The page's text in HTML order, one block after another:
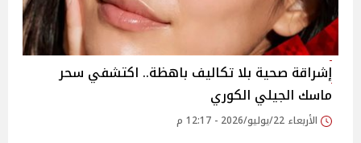
إشراقة صحية بلا تكاليف باهظة.. اكتشفي سحر
ماسك الجيلي الكوري
الأربعاء 22/يوليو/2026 - 12:17 م